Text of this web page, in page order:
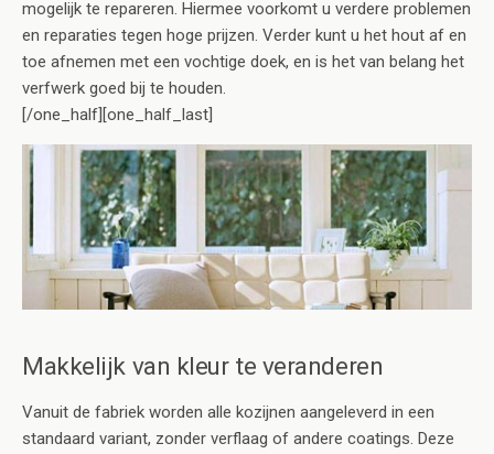
mogelijk te repareren. Hiermee voorkomt u verdere problemen
en reparaties tegen hoge prijzen. Verder kunt u het hout af en
toe afnemen met een vochtige doek, en is het van belang het
verfwerk goed bij te houden.
[/one_half][one_half_last]
Makkelijk van kleur te veranderen
Vanuit de fabriek worden alle kozijnen aangeleverd in een
standaard variant, zonder verflaag of andere coatings. Deze